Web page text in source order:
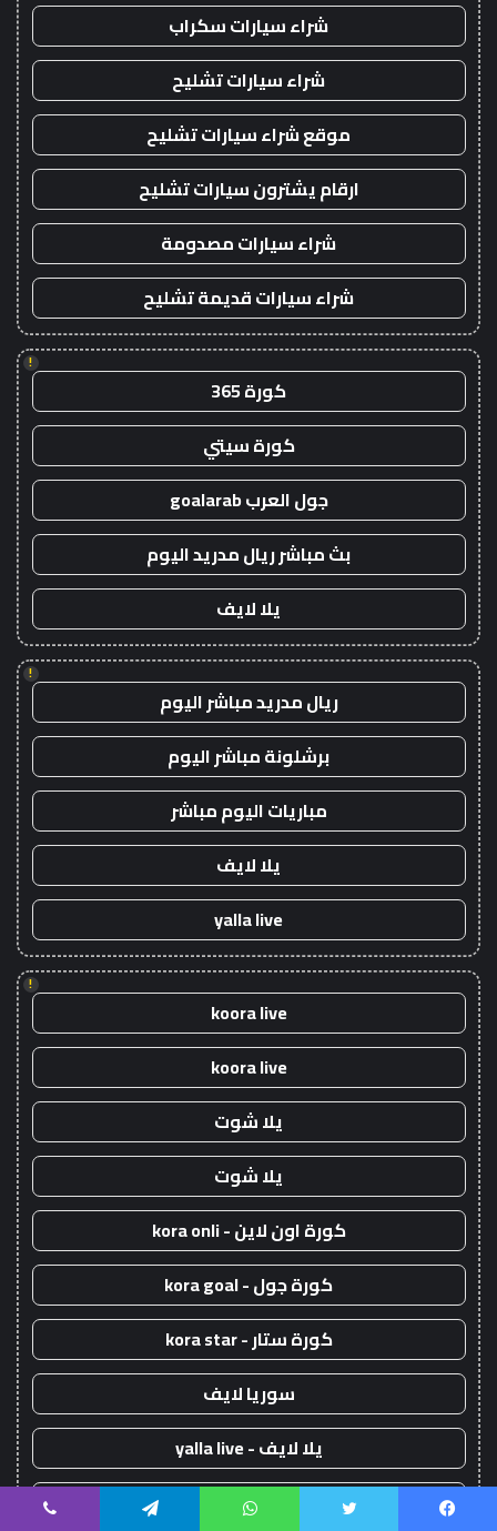
شراء سيارات سكراب
شراء سيارات تشليح
موقع شراء سيارات تشليح
ارقام يشترون سيارات تشليح
شراء سيارات مصدومة
شراء سيارات قديمة تشليح
!
كورة 365
كورة سيتي
جول العرب goalarab
بث مباشر ريال مدريد اليوم
يلا لايف
!
ريال مدريد مباشر اليوم
برشلونة مباشر اليوم
مباريات اليوم مباشر
يلا لايف
yalla live
!
koora live
koora live
يلا شوت
يلا شوت
كورة اون لاين - kora onli
كورة جول - kora goal
كورة ستار - kora star
سوريا لايف
يلا لايف - yalla live
يلا كورة - yallakora